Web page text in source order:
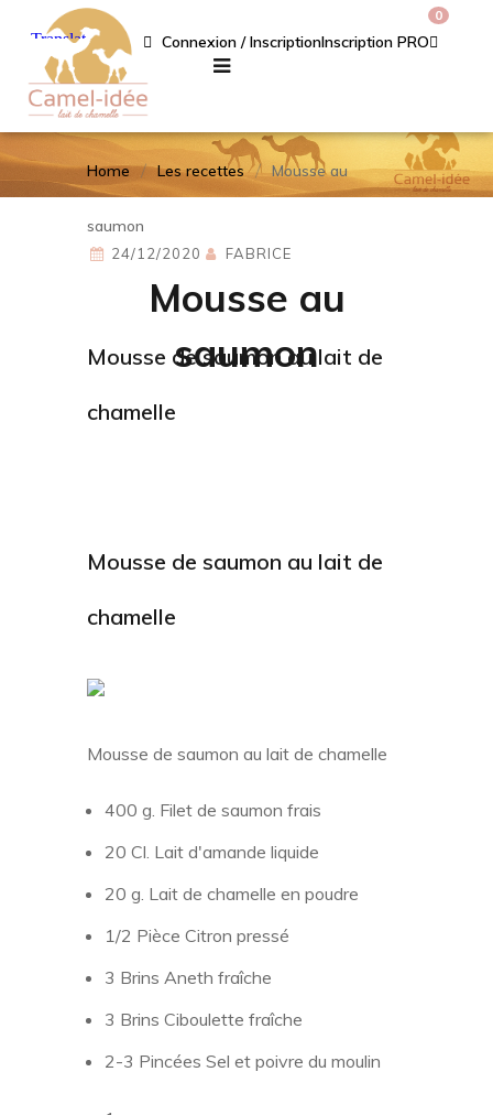
Connexion / InscriptionInscription PRO
0
Home Les recettes Mousse au
saumon
Mousse au
saumon
24/12/2020 FABRICE
Mousse de saumon au lait de
chamelle
Mousse de saumon au lait de
chamelle
Mousse de saumon au lait de chamelle
400 g. Filet de saumon frais
20 Cl. Lait d'amande liquide
20 g. Lait de chamelle en poudre
1/2 Pièce Citron pressé
3 Brins Aneth fraîche
3 Brins Ciboulette fraîche
2-3 Pincées Sel et poivre du moulin